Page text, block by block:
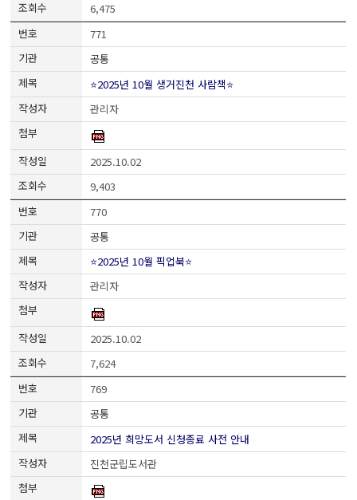
6,475
771
공통
⭐2025년 10월 생거진천 사람책⭐
관리자
2025.10.02
9,403
770
공통
⭐2025년 10월 픽업북⭐
관리자
2025.10.02
7,624
769
공통
2025년 희망도서 신청종료 사전 안내
진천군립도서관